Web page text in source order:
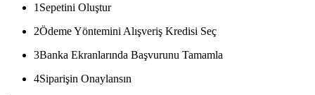
1 Sepetini Oluştur
2Ödeme Yöntemini Alışveriş Kredisi Seç
3Banka Ekranlarında Başvurunu Tamamla
4Siparişin Onaylansın